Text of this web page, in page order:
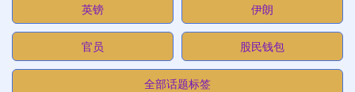
英镑 伊朗
官员 股民钱包
全部话题标签